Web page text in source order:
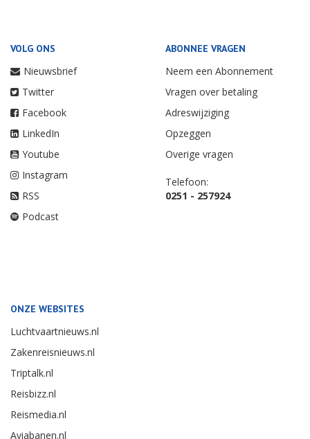
VOLG ONS
Nieuwsbrief
Twitter
Facebook
LinkedIn
Youtube
Instagram
RSS
Podcast
ABONNEE VRAGEN
Neem een Abonnement
Vragen over betaling
Adreswijziging
Opzeggen
Overige vragen
Telefoon:
0251 - 257924
ONZE WEBSITES
Luchtvaartnieuws.nl
Zakenreisnieuws.nl
Triptalk.nl
Reisbizz.nl
Reismedia.nl
Aviabanen.nl